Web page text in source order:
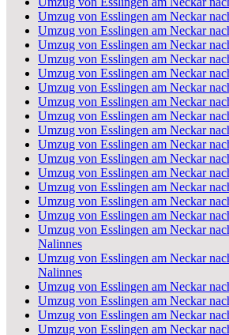
Umzug von Esslingen am Neckar
Umzug von Esslingen am Neckar
Umzug von Esslingen am Neckar
Umzug von Esslingen am Neckar
Umzug von Esslingen am Neckar
Umzug von Esslingen am Neckar
Umzug von Esslingen am Neckar
Umzug von Esslingen am Neckar
Umzug von Esslingen am Neckar
Umzug von Esslingen am Neckar
Umzug von Esslingen am Neckar
Umzug von Esslingen am Neckar
Umzug von Esslingen am Neckar
Umzug von Esslingen am Neckar
Umzug von Esslingen am Neckar
Umzug von Esslingen am Neckar
Nalinnes
Umzug von Esslingen am Neckar
Nalinnes
Umzug von Esslingen am Neckar
Umzug von Esslingen am Neckar
Umzug von Esslingen am Neckar
Umzug von Esslingen am Neckar